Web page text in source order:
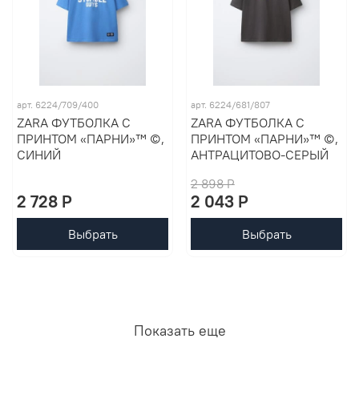
арт. 6224/709/400
ZARA ФУТБОЛКА С
ПРИНТОМ «ПАРНИ»™ ©,
СИНИЙ
2 728 P
Выбрать
арт. 6224/681/807
ZARA ФУТБОЛКА С
ПРИНТОМ «ПАРНИ»™ ©,
АНТРАЦИТОВО-СЕРЫЙ
2 898 P
2 043 P
Выбрать
Показать еще